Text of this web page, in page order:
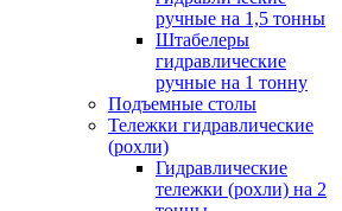
ручные на 1,5 тонны
Штабелеры
гидравлические
ручные на 1 тонну
Подъемные столы
Тележки гидравлические
(рохли)
Гидравлические
тележки (рохли) на 2